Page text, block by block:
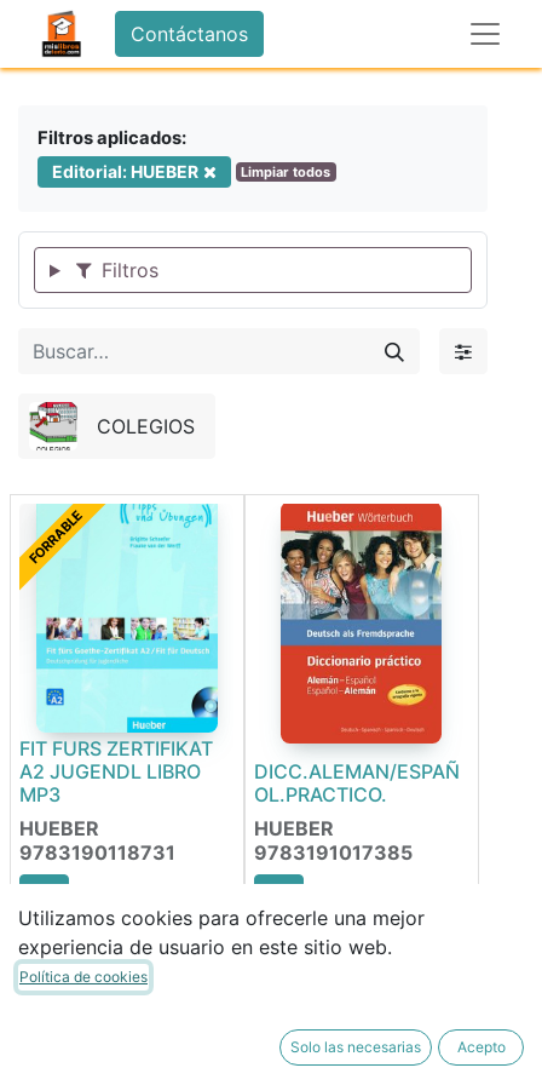
Contáctanos
Filtros aplicados:
Editorial: HUEBER Limpiar todos
Filtros
COLEGIOS
FORRABLE
FIT FURS ZERTIFIKAT
A2 JUGENDL LIBRO
MP3
HUEBER
9783190118731
26,61€
22,62€
DICC.ALEMAN/ESPAÑ
OL.PRACTICO.
HUEBER
9783191017385
24,95€
21,21
FORRABLE
Utilizamos cookies para ofrecerle una mejor
experiencia de usuario en este sitio web.
Política de cookies
Solo las necesarias Acepto